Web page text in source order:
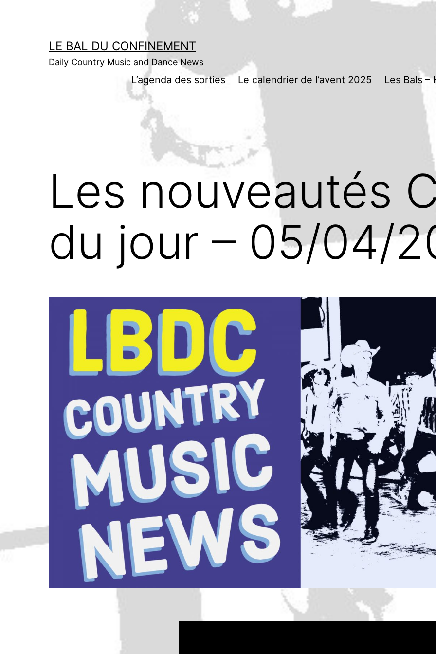
LE BAL DU CONFINEMENT
Daily Country Music and Dance News
L’agenda des sorties Le calendrier de l’avent 2025 Les Bals –
Les nouveautés
du jour – 05/04/